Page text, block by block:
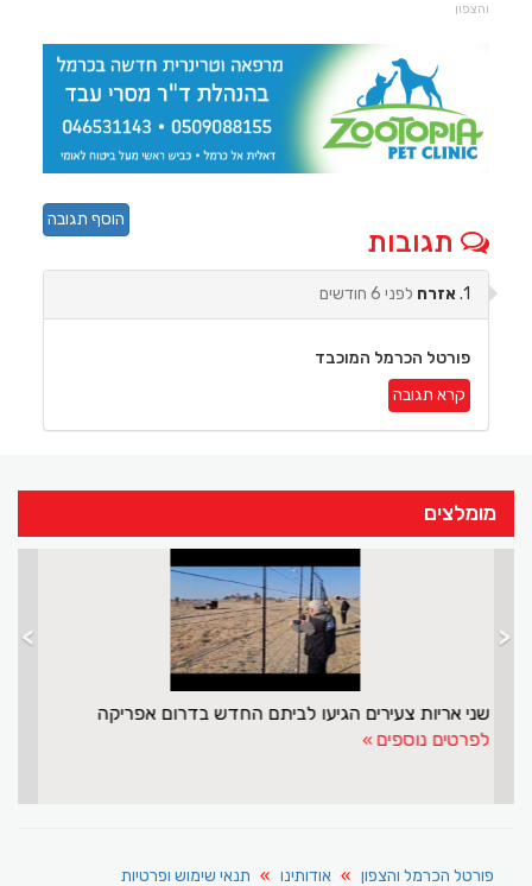
והצפון
תגובות
הוסף תגובה
אזרח לפני 6 חודשים
פורטל הכרמל המוכבד
קרא תגובה
מומלצים
מפרץ אילת לא מפסיק להפתיע
לפרטים נוספים
> <
פורטל הכרמל והצפון אודותינו תנאי שימוש ופרטיות